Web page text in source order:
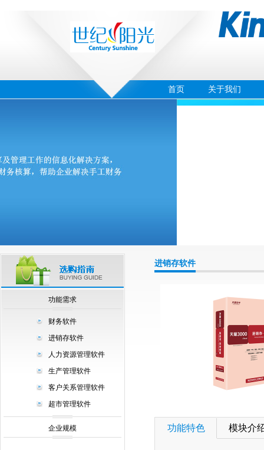
首页 关于我们
04
功能需求
财务软件
进销存软件
人力资源管理软件
生产管理软件
客户关系管理软件
超市管理软件
企业规模
进销存软件
功能特色 模块介